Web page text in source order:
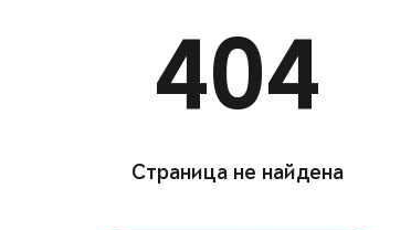
404
Страница не найдена